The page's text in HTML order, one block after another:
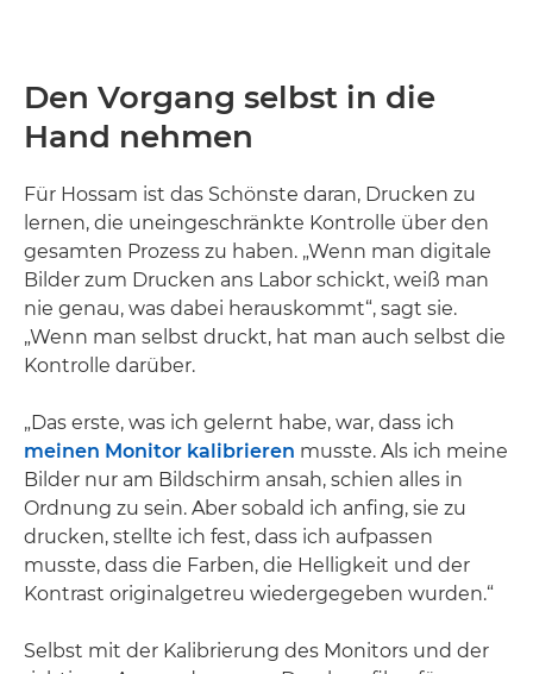
Den Vorgang selbst in die
Hand nehmen
Für Hossam ist das Schönste daran, Drucken zu
lernen, die uneingeschränkte Kontrolle über den
gesamten Prozess zu haben. „Wenn man digitale
Bilder zum Drucken ans Labor schickt, weiß man
nie genau, was dabei herauskommt“, sagt sie.
„Wenn man selbst druckt, hat man auch selbst die
Kontrolle darüber.
„Das erste, was ich gelernt habe, war, dass ich
meinen Monitor kalibrieren musste. Als ich meine
Bilder nur am Bildschirm ansah, schien alles in
Ordnung zu sein. Aber sobald ich anfing, sie zu
drucken, stellte ich fest, dass ich aufpassen
musste, dass die Farben, die Helligkeit und der
Kontrast originalgetreu wiedergegeben wurden.“
Selbst mit der Kalibrierung des Monitors und der